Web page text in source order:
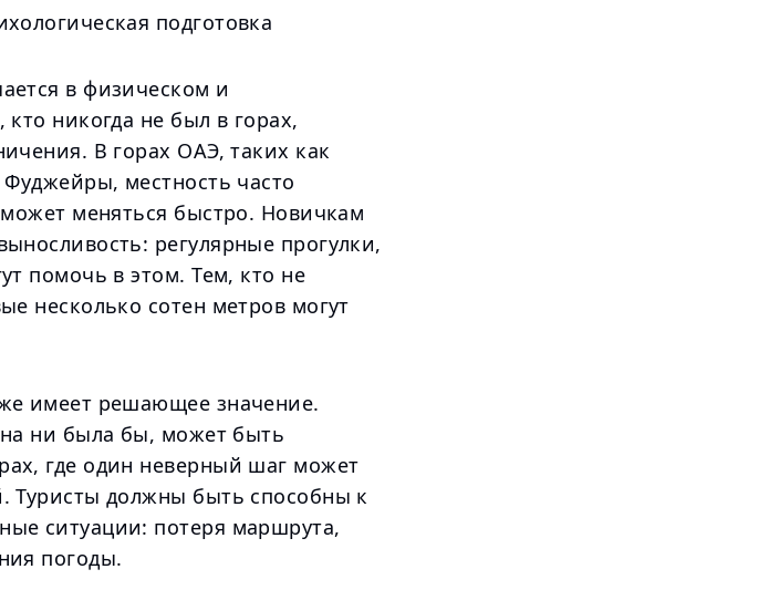
подготовка
в физическом и
никогда не был в горах,
В горах ОАЭ, таких как
местность часто
меняться быстро. Новичкам
регулярные прогулки,
помочь в этом. Тем, кто не
несколько сотен метров могут
имеет решающее значение.
ни была бы, может быть
где один неверный шаг может
Туристы должны быть способны к
ситуации: потеря маршрута,
погоды.